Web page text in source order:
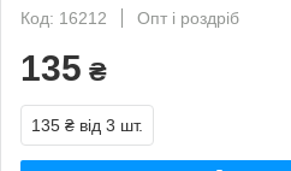
Код: 16212
Опт і роздріб
135 ₴
135 ₴ від 3 шт.